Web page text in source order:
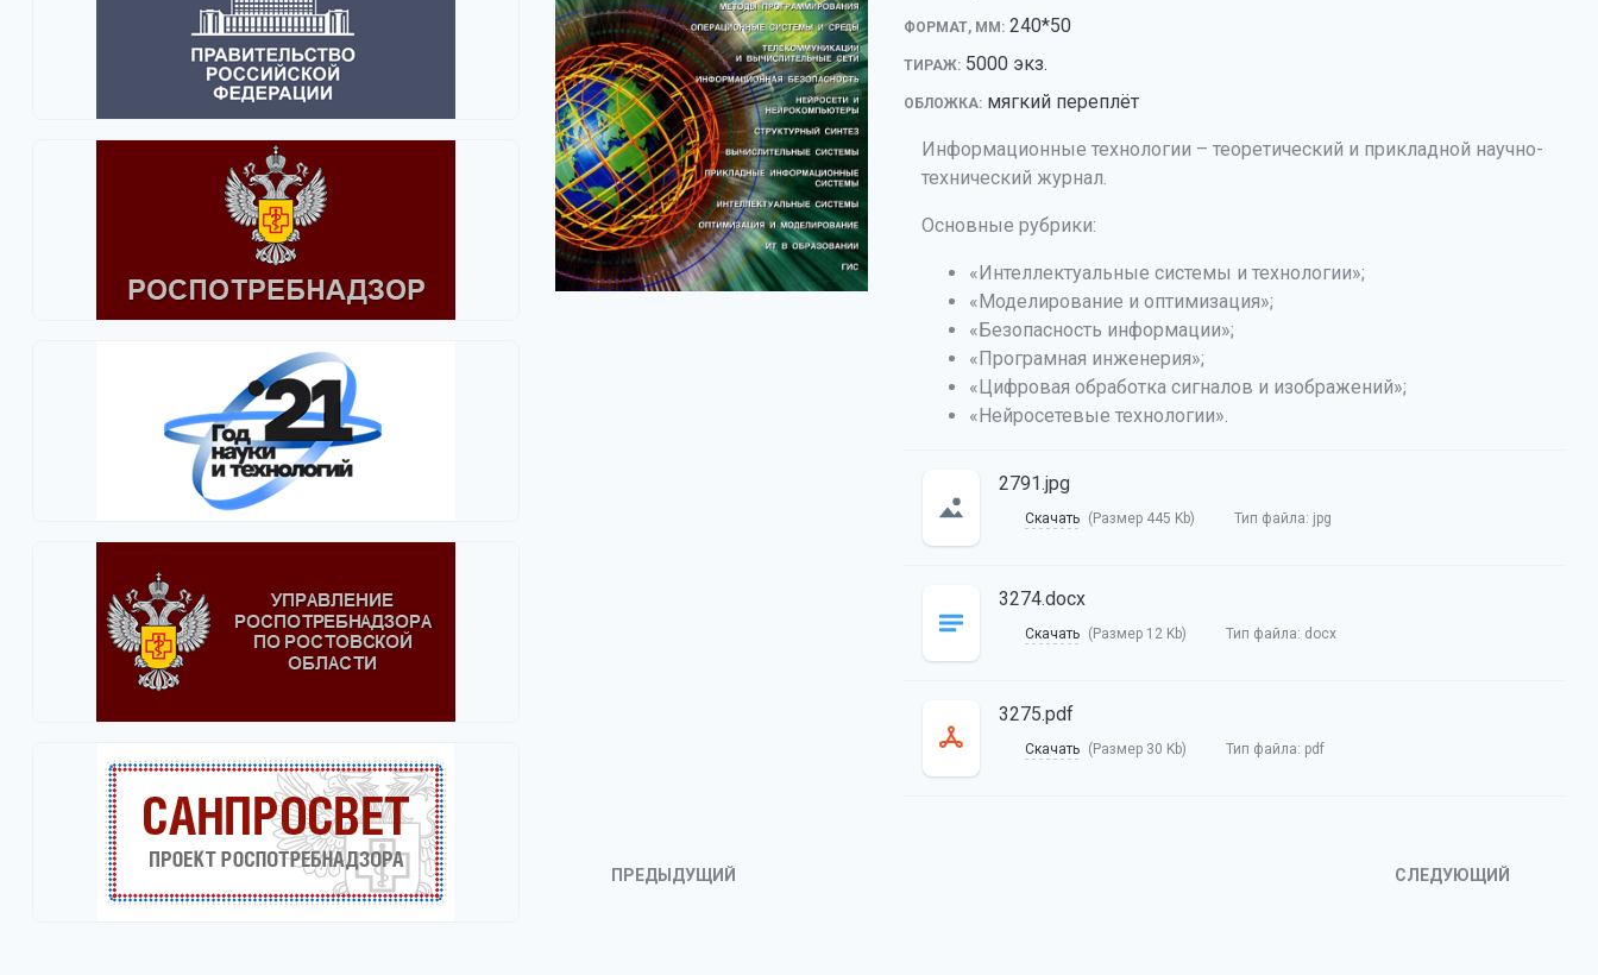
ФОРМАТ, ММ: 240*50
ТИРАЖ: 5000 экз.
ОБЛОЖКА: мягкий переплёт
Информационные технологии – теоретический и прикладной научно-
технический журнал.
Основные рубрики:
«Интеллектуальные системы и технологии»;
«Моделирование и оптимизация»;
«Безопасность информации»;
«Програмная инженерия»;
«Цифровая обработка сигналов и изображений»;
«Нейросетевые технологии».
2791.jpg
Скачать (Размер 445 Kb) Тип файла: jpg
3274.docx
Скачать (Размер 12 Kb) Тип файла: docx
3275.pdf
Скачать (Размер 30 Kb) Тип файла: pdf
ПРЕДЫДУЩИЙ СЛЕДУЮЩИЙ